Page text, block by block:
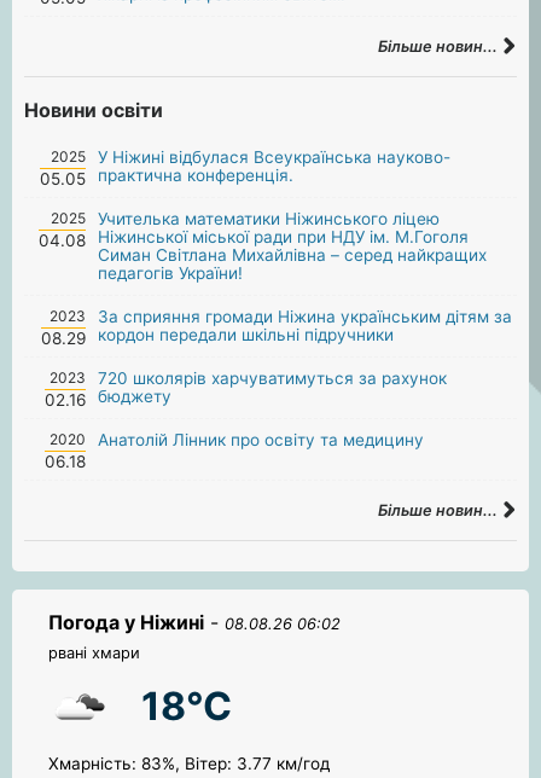
Більше новин...
Новини освіти
2025
05.05
У Ніжині відбулася Всеукраїнська науково-
практична конференція.
2025
04.08
Учителька математики Ніжинського ліцею
Ніжинської міської ради при НДУ ім. М.Гоголя
Симан Світлана Михайлівна – серед найкращих
педагогів України!
2023
08.29
За сприяння громади Ніжина українським дітям за
кордон передали шкільні підручники
2023
02.16
720 школярів харчуватимуться за рахунок
бюджету
2020
06.18
Анатолій Лінник про освіту та медицину
Більше новин...
Погода у Ніжині - 08.08.26 06:02
рвані хмари
18°C
Хмарність: 83%, Вітер: 3.77 км/год